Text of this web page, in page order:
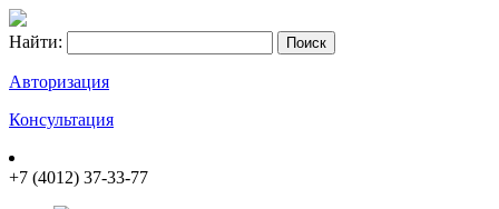
Найти:
Авторизация
Консультация
+7 (4012) 37-33-77